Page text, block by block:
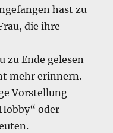
hast zu
die ihre
zu Ende gelesen
mehr erinnern.
Vorstellung
oder